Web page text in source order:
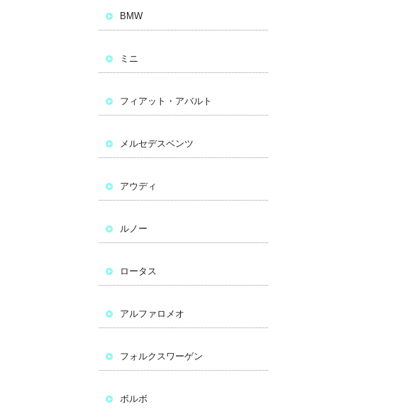
BMW
ミニ
フィアット・アバルト
メルセデスベンツ
アウディ
ルノー
ロータス
アルファロメオ
フォルクスワーゲン
ボルボ